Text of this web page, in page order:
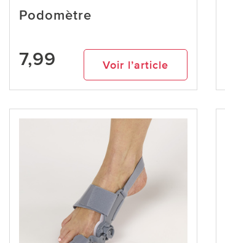
Podomètre
7,99 Voir l’article